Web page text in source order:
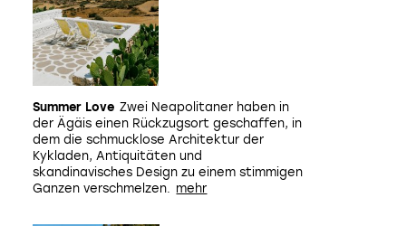
Summer Love Zwei Neapolitaner haben in
der Ägäis einen Rückzugsort geschaffen, in
dem die schmucklose Architektur der
Kykladen, Antiquitäten und
skandinavisches Design zu einem stimmigen
Ganzen verschmelzen.